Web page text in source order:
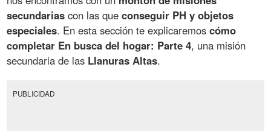
secundarias con las queconseguir PH y objetos
especiales. En esta sección te explicaremoscómo
completar En busca del hogar: Parte 4, una misión
secundaria de las Llanuras Altas.
PUBLICIDAD